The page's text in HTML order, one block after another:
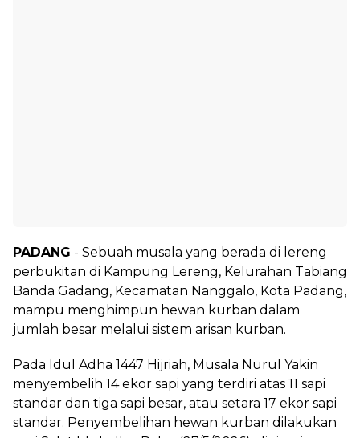
PADANG - Sebuah musala yang berada di lereng
perbukitan di Kampung Lereng, Kelurahan Tabiang
Banda Gadang, Kecamatan Nanggalo, Kota Padang,
mampu menghimpun hewan kurban dalam
jumlah besar melalui sistem arisan kurban.
Pada Idul Adha 1447 Hijriah, Musala Nurul Yakin
menyembelih 14 ekor sapi yang terdiri atas 11 sapi
standar dan tiga sapi besar, atau setara 17 ekor sapi
standar. Penyembelihan hewan kurban dilakukan